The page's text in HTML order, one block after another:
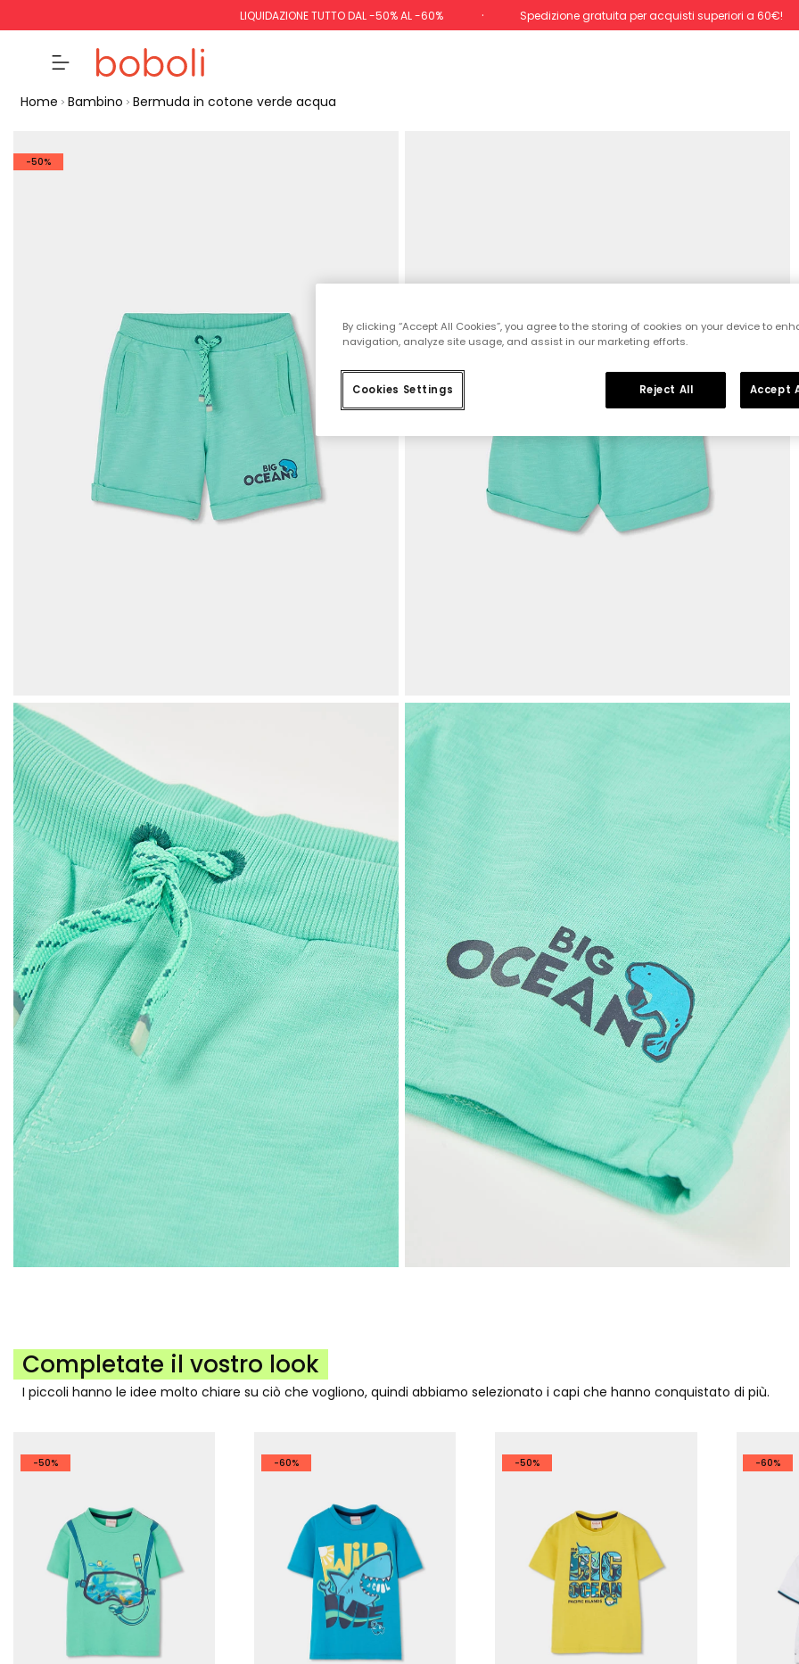
LIQUIDAZIONE TUTTO DAL -50% AL -60% Spedizione gratuita per acquisti superiori a 60€!
Home Bambino Bermuda in cotone verde acqua
-50%
Completate il vostro look
I piccoli hanno le idee molto chiare su ciò che vogliono, quindi abbiamo selezionato i capi che hanno conquistato di più.
-50% -60% -50% -60%
By clicking “Accept All Cookies”, you agree to the storing of cookies on your device to
navigation, analyze site usage, and assist in our marketing efforts.
Cookies Settings Reject All Accept